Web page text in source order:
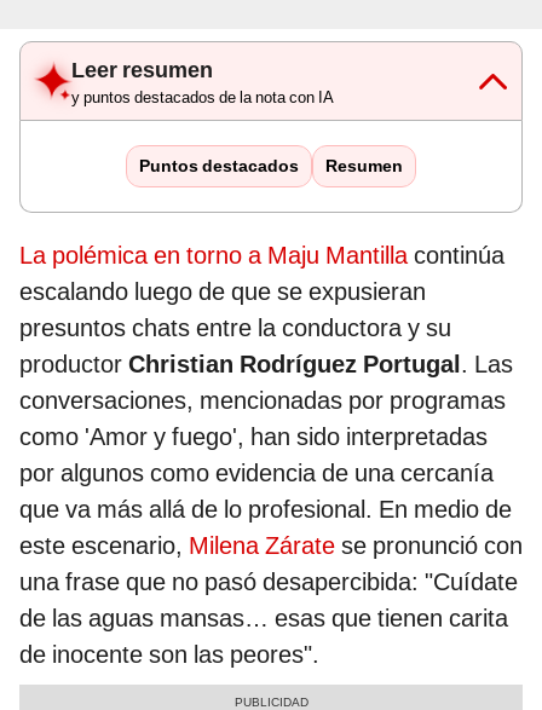
Leer resumen
y puntos destacados de la nota con IA
Puntos destacados Resumen
La polémica en torno a Maju Mantillacontinúa
escalando luego de que se expusieran
presuntos chats entre la conductora y su
productor Christian Rodríguez Portugal. Las
conversaciones, mencionadas por programas
como 'Amor y fuego', han sido interpretadas
por algunos como evidencia de una cercanía
que va más allá de lo profesional. En medio de
este escenario, Milena Zárate se pronunció con
una frase que no pasó desapercibida: "Cuídate
de las aguas mansas… esas que tienen carita
de inocente son las peores".